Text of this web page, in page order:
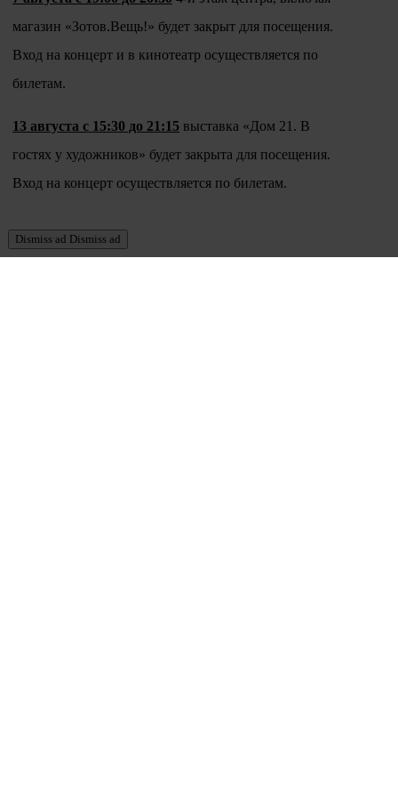
магазин «Зотов.Вещь!» будет закрыт для посещения.
Вход на концерт и в кинотеатр осуществляется по
билетам.
13 августа с 15:30 до 21:15 выставка «Дом 21. В
гостях у художников» будет закрыта для посещения.
Вход на концерт осуществляется по билетам.
Dismiss ad Dismiss ad